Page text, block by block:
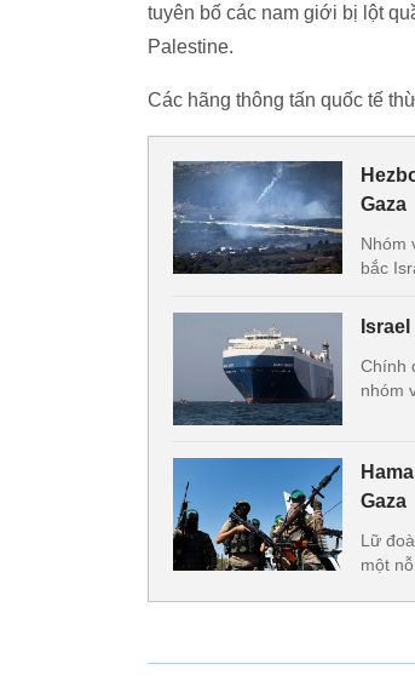
tuyên bố các nam giới bị lột
Palestine.
Các hãng thông tấn quốc tế
Gaza
Nhóm
bắc
Chính
nhóm
Gaza
Lữ
một